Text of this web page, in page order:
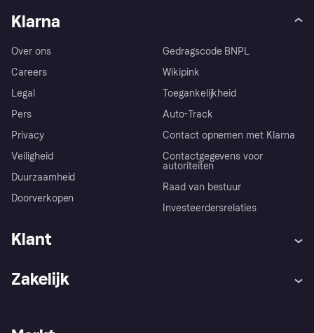
Klarna
Over ons
Careers
Legal
Pers
Privacy
Veiligheid
Duurzaamheid
Doorverkopen
Gedragscode BNPL
Wikipink
Toegankelijkheid
Auto-Track
Contact opnemen met Klarna
Contactgegevens voor
autoriteiten
Raad van bestuur
Investeerdersrelaties
Klant
Zakelijk
Zakelijke login